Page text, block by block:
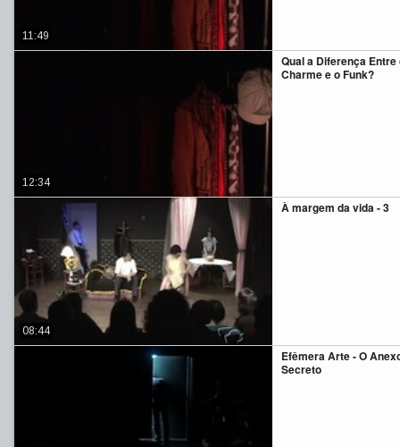
11:49
Qual a Diferença Entre
Charme e o Funk?
12:34
À margem da vida - 3
08:44
Efêmera Arte - O
Secreto